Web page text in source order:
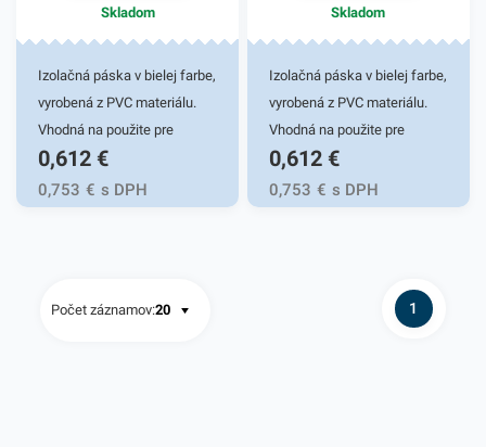
Skladom
Izolačná páska v bielej farbe,
vyrobená z PVC materiálu.
Vhodná na použite pre
domácich kutilov, ale aj
elektroprofíkov. Spoľahlivo
odiizoluje a označí káble.
0,612 €
0,753 € s DPH
Skladom
Izolačná páska v bielej farbe,
vyrobená z PVC materiálu.
Vhodná na použite pre
domácich kutilov, ale aj
elektroprofíkov. Spoľahlivo
odiizoluje a označí káble.
Izolačné pásky skladom.
0,612 €
0,753 € s DPH
Počet záznamov: 1